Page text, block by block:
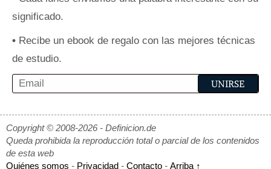
significado.
• Recibe un ebook de regalo con las mejores técnicas
de estudio.
Copyright © 2008-2026 - Definicion.de
Queda prohibida la reproducción total o parcial de los contenidos
de esta web
Quiénes somos - Privacidad - Contacto - Arriba ↑